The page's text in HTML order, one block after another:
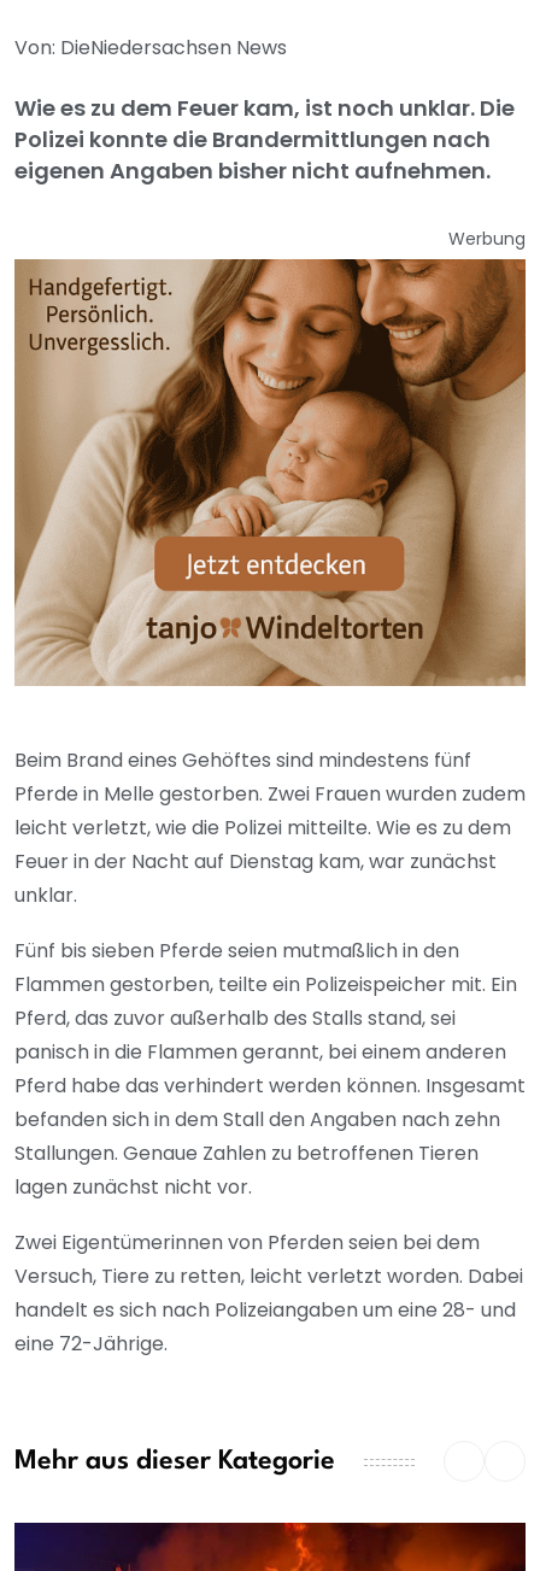
Von: DieNiedersachsen News
Wie es zu dem Feuer kam, ist noch unklar. Die
Polizei konnte die Brandermittlungen nach
eigenen Angaben bisher nicht aufnehmen.
Werbung
Beim Brand eines Gehöftes sind mindestens fünf
Pferde in Melle gestorben. Zwei Frauen wurden zudem
leicht verletzt, wie die Polizei mitteilte. Wie es zu dem
Feuer in der Nacht auf Dienstag kam, war zunächst
unklar.
Fünf bis sieben Pferde seien mutmaßlich in den
Flammen gestorben, teilte ein Polizeispeicher mit. Ein
Pferd, das zuvor außerhalb des Stalls stand, sei
panisch in die Flammen gerannt, bei einem anderen
Pferd habe das verhindert werden können. Insgesamt
befanden sich in dem Stall den Angaben nach zehn
Stallungen. Genaue Zahlen zu betroffenen Tieren
lagen zunächst nicht vor.
Zwei Eigentümerinnen von Pferden seien bei dem
Versuch, Tiere zu retten, leicht verletzt worden. Dabei
handelt es sich nach Polizeiangaben um eine 28- und
eine 72-Jährige.
Mehr aus dieser Kategorie